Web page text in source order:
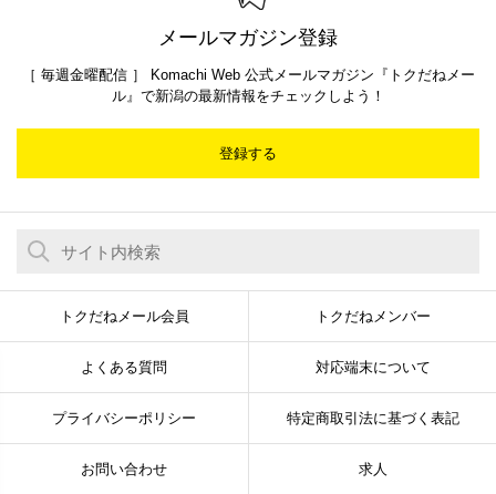
メールマガジン登録
［ 毎週金曜配信 ］ Komachi Web 公式メールマガジン『トクだねメー
ル』で新潟の最新情報をチェックしよう！
登録する
トクだねメール会員 トクだねメンバー
よくある質問 対応端末について
プライバシーポリシー 特定商取引法に基づく表記
お問い合わせ 求人